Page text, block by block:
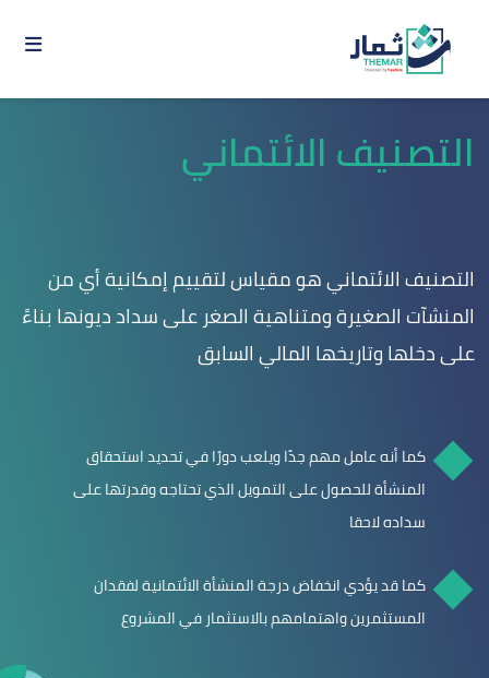
التصنيف الائتماني
التصنيف الائتماني هو مقياس لتقييم إمكانية أي من
المنشآت الصغيرة ومتناهية الصغر على سداد ديونها بناءً
على دخلها وتاريخها المالي السابق
كما أنه عامل مهم جدًا ويلعب دورًا في تحديد استحقاق
المنشأة للحصول على التمويل الذي تحتاجه وقدرتها على
سداده لاحقا
كما قد يؤدي انخفاض درجة المنشأة الائتمانية لفقدان
المستثمرين واهتمامهم بالاستثمار في المشروع